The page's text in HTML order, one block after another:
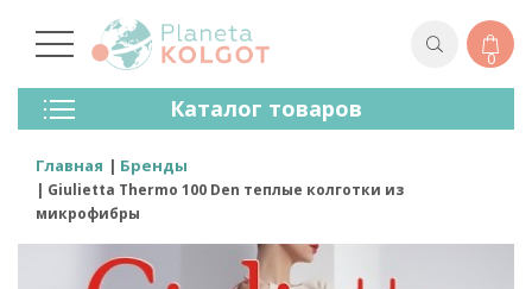
0
Каталог товаров
Колготки
Чулки
Лосины (леггинсы)
Носки И Гольфы
Спортивная Одежда
Для Мужчин
Главная Бренды
Giulietta Thermo 100 Den теплые колготки из
микрофибры